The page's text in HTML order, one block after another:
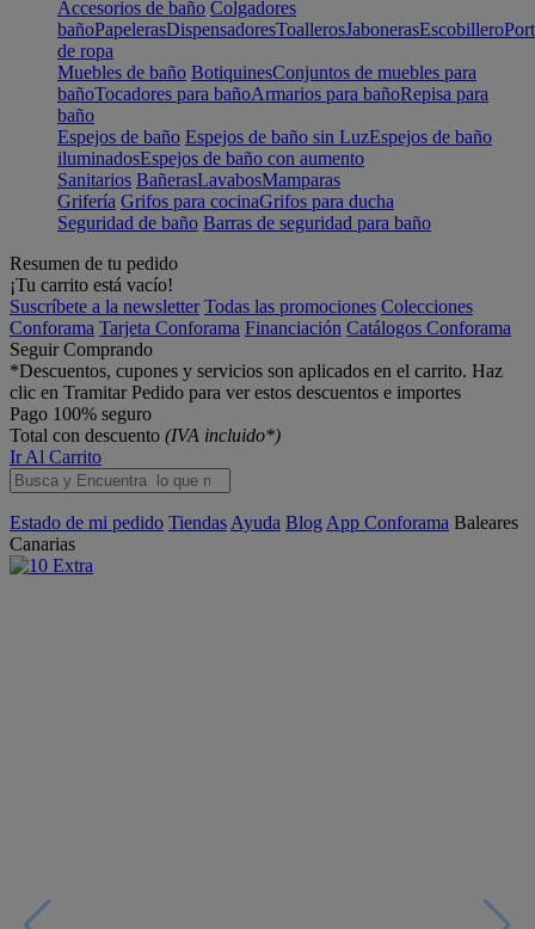
Accesorios de baño Colgadores
bañoPapelerasDispensadoresToallerosJabonerasEscobillero
de ropa
Muebles de baño BotiquinesConjuntos de muebles para
bañoTocadores para bañoArmarios para bañoRepisa para
baño
Espejos de baño Espejos de baño sin LuzEspejos de baño
iluminadosEspejos de baño con aumento
Sanitarios BañerasLavabosMamparas
Grifería Grifos para cocinaGrifos para ducha
Seguridad de baño Barras de seguridad para baño
Resumen de tu pedido
¡Tu carrito está vacío!
Suscríbete a la newsletter Todas las promociones Colecciones
Conforama Tarjeta Conforama Financiación Catálogos Conforama
Seguir Comprando
*Descuentos, cupones y servicios son aplicados en el carrito. Haz
clic en Tramitar Pedido para ver estos descuentos e importes
Pago 100% seguro
Total con descuento (IVA incluido*)
Ir Al Carrito
Estado de mi pedido Tiendas Ayuda Blog App Conforama Baleares
Canarias